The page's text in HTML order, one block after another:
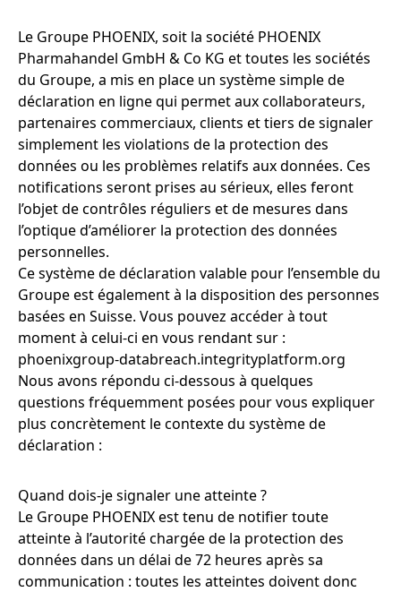
Le Groupe PHOENIX, soit la société PHOENIX
Pharmahandel GmbH & Co KG et toutes les sociétés
du Groupe, a mis en place un système simple de
déclaration en ligne qui permet aux collaborateurs,
partenaires commerciaux, clients et tiers de signaler
simplement les violations de la protection des
données ou les problèmes relatifs aux données. Ces
notifications seront prises au sérieux, elles feront
l’objet de contrôles réguliers et de mesures dans
l’optique d’améliorer la protection des données
personnelles.
Ce système de déclaration valable pour l’ensemble du
Groupe est également à la disposition des personnes
basées en Suisse. Vous pouvez accéder à tout
moment à celui-ci en vous rendant sur :
phoenixgroup-databreach.integrityplatform.org
Nous avons répondu ci-dessous à quelques
questions fréquemment posées pour vous expliquer
plus concrètement le contexte du système de
déclaration :
Quand dois-je signaler une atteinte ?
Le Groupe PHOENIX est tenu de notifier toute
atteinte à l’autorité chargée de la protection des
données dans un délai de 72 heures après sa
communication : toutes les atteintes doivent donc